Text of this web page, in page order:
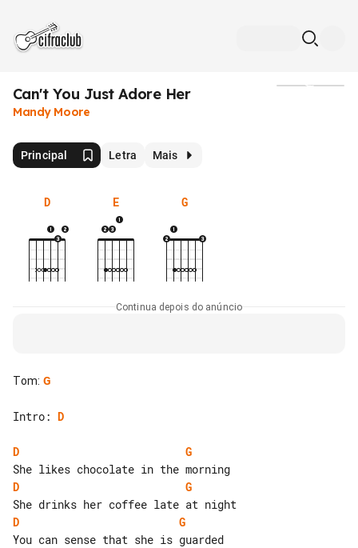
Can't You Just Adore Her
Mandy Moore
Principal Letra Mais
D E G
Continua depois do anúncio
Tom: G
Intro: D
D
G
D
G
D
G